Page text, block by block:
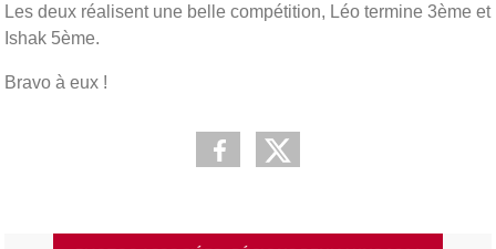
Les deux réalisent une belle compétition, Léo termine 3ème et
Ishak 5ème.
Bravo à eux !